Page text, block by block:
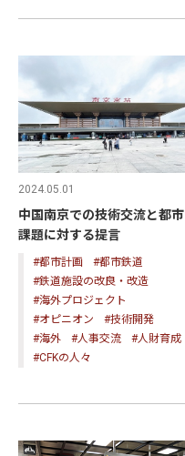
2024.05.01
中国南京での技術交流と都市
課題に対する提言
#都市計画
#都市鉄道
#鉄道施設の改良・改造
#海外プロジェクト
#オピニオン
#技術開発
#海外
#人事交流
#人財育成
#CFKの人々